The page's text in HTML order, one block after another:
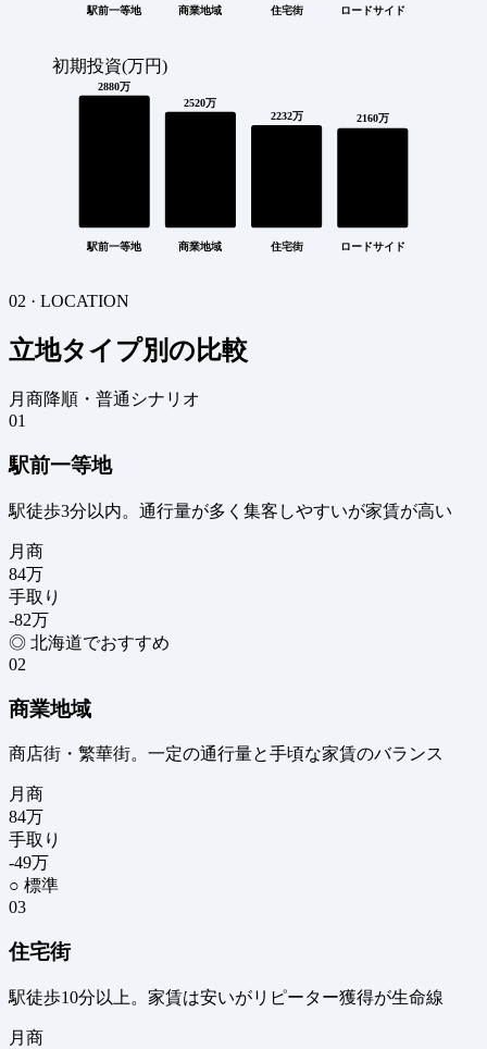
駅前一等地 商業地域 住宅街 ロードサイド
初期投資(万円)
2880万
駅前一等地
2520万
商業地域
2232万
住宅街
2160万
ロードサイド
02 · LOCATION
立地タイプ別の比較
月商降順・普通シナリオ
01
駅前一等地
駅徒歩3分以内。通行量が多く集客しやすいが家賃が高い
月商
84万
手取り
-82万
◎ 北海道でおすすめ
02
商業地域
商店街・繁華街。一定の通行量と手頃な家賃のバランス
月商
84万
手取り
-49万
○ 標準
03
住宅街
駅徒歩10分以上。家賃は安いがリピーター獲得が生命線
月商